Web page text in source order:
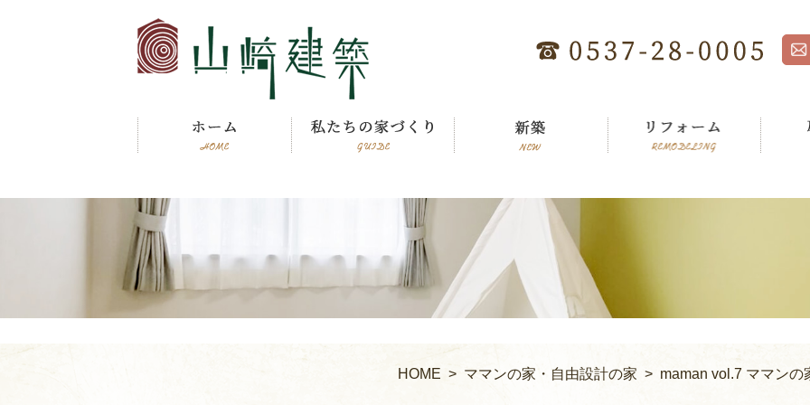
HOME > ママンの家・自由設計の家 > maman vol.7 ママンの